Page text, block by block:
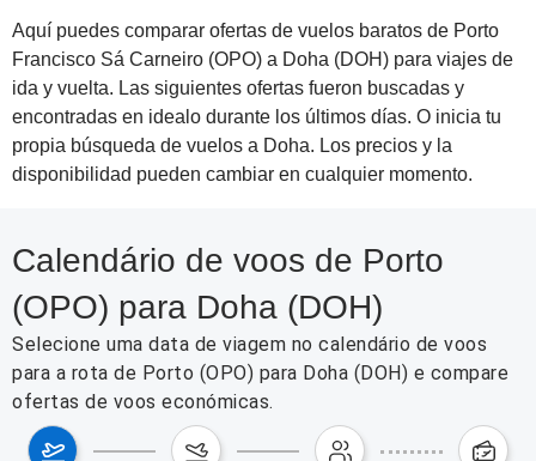
Aquí puedes comparar ofertas de vuelos baratos de Porto
Francisco Sá Carneiro (OPO) a Doha (DOH) para viajes de
ida y vuelta. Las siguientes ofertas fueron buscadas y
encontradas en idealo durante los últimos días. O inicia tu
propia búsqueda de vuelos a Doha. Los precios y la
disponibilidad pueden cambiar en cualquier momento.
Calendário de voos de Porto
(OPO) para Doha (DOH)
Selecione uma data de viagem no calendário de voos
para a rota de Porto (OPO) para Doha (DOH) e compare
ofertas de voos económicas.